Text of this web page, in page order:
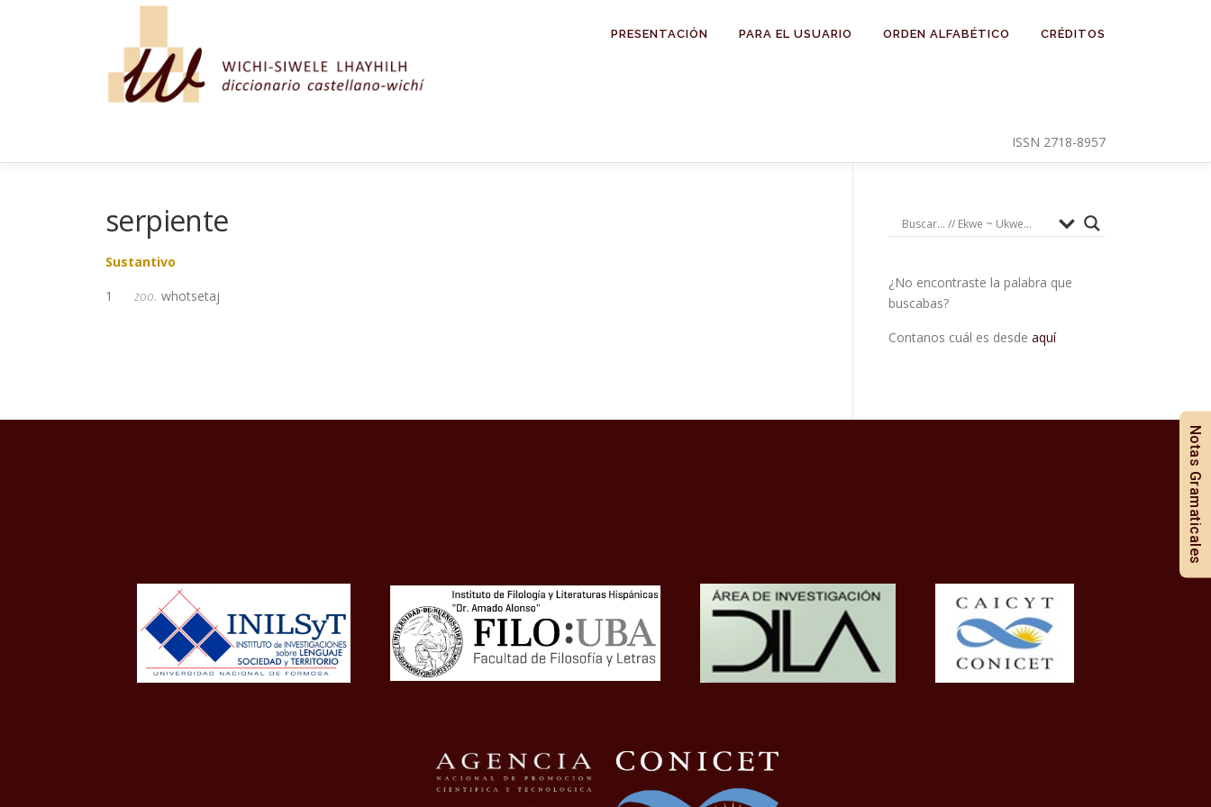
PRESENTACIÓN PARA EL USUARIO ORDEN ALFABÉTICO CRÉDITOS
ISSN 2718-8957
serpiente
Sustantivo
1 zoo. whotsetaj
¿No encontraste la palabra que
buscabas?
Contanos cuál es desde aquí
Notas Gramaticales